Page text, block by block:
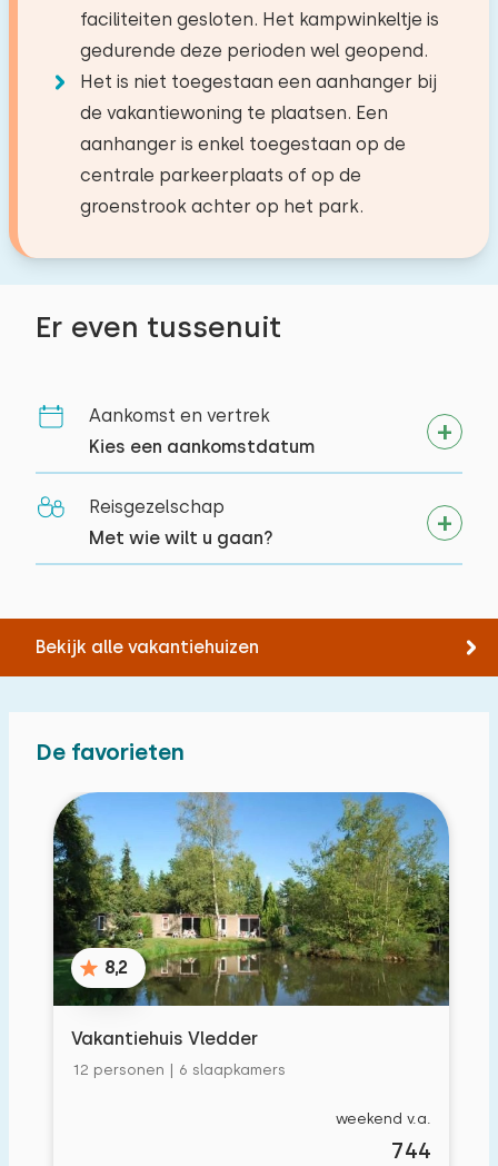
Er even tussenuit
Aankomst en vertrek
Kies een aankomstdatum
Reisgezelschap
Met wie wilt u gaan?
Bekijk alle vakantiehuizen
De favorieten
8,2
Vakantiehuis Vledder
12 personen | 6 slaapkamers
weekend v.a.
744
faciliteiten gesloten. Het kampwinkeltje is
gedurende deze perioden wel geopend.
Het is niet toegestaan een aanhanger bij
de vakantiewoning te plaatsen. Een
aanhanger is enkel toegestaan op de
centrale parkeerplaats of op de
groenstrook achter op het park.